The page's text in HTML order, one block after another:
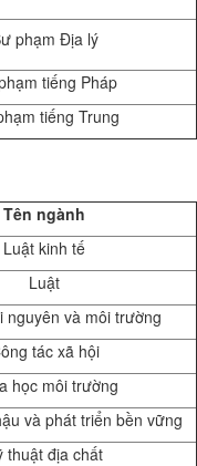
phạm Địa lý
tiếng Pháp
tiếng Trung
Tên ngành
Luật kinh tế
Luật
nguyên và môi trường
tác xã hội
học môi trường
và phát triển bền vững
thuật địa chất